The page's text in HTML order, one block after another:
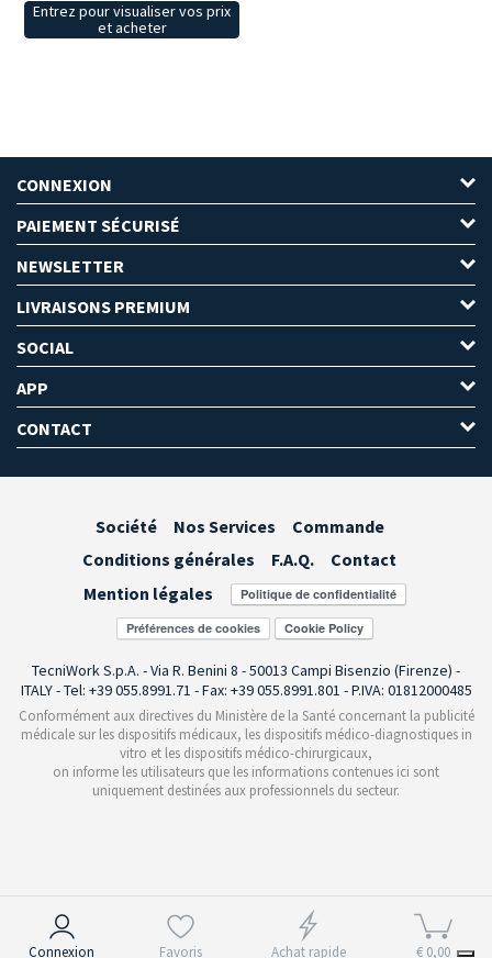
Connexion Favoris Achat rapide € 0,00
Entrez pour visualiser vos prix
et acheter
CONNEXION
PAIEMENT SÉCURISÉ
NEWSLETTER
LIVRAISONS PREMIUM
SOCIAL
APP
CONTACT
Société Nos Services
Commande
Conditions générales
F.A.Q.
Contact
Mention légales
Préférences de cookies
TecniWork S.p.A. - Via R. Benini 8 - 50013 Campi Bisenzio (Firenze) -
ITALY - Tel: +39 055.8991.71 - Fax: +39 055.8991.801 - P.IVA: 01812000485
Conformément aux directives du Ministère de la Santé concernant la publicité
médicale sur les dispositifs médicaux, les dispositifs médico-diagnostiques in
vitro et les dispositifs médico-chirurgicaux,
on informe les utilisateurs que les informations contenues ici sont
uniquement destinées aux professionnels du secteur.
Notification lors de la collecte